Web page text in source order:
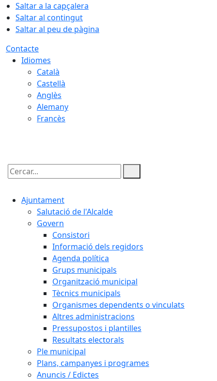
Saltar a la capçalera
Saltar al contingut
Saltar al peu de pàgina
Contacte
Idiomes
Català
Castellà
Anglès
Alemany
Francès
Cercar:
Ajuntament
Salutació de l'Alcalde
Govern
Consistori
Informació dels regidors
Agenda política
Grups municipals
Organització municipal
Tècnics municipals
Organismes dependents o vinculats
Altres administracions
Pressupostos i plantilles
Resultats electorals
Ple municipal
Plans, campanyes i programes
Anuncis / Edictes